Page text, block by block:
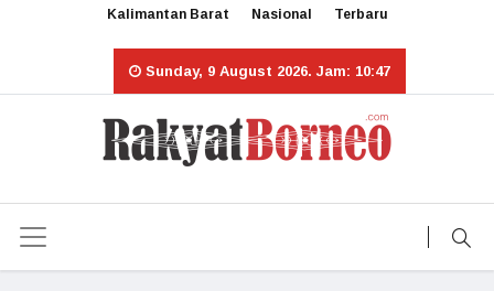
Kalimantan Barat Nasional Terbaru
Sunday, 9 August 2026. Jam: 10:47